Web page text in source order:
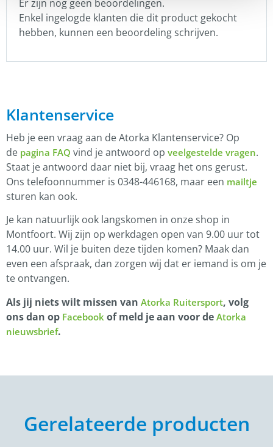
Er zijn nog geen beoordelingen.
Enkel ingelogde klanten die dit product gekocht
hebben, kunnen een beoordeling schrijven.
Klantenservice
Heb je een vraag aan de Atorka Klantenservice? Op
de pagina FAQ vind je antwoord op veelgestelde vragen.
Staat je antwoord daar niet bij, vraag het ons gerust.
Ons telefoonnummer is 0348-446168, maar een mailtje
sturen kan ook.
Je kan natuurlijk ook langskomen in onze shop in
Montfoort. Wij zijn op werkdagen open van 9.00 uur tot
14.00 uur. Wil je buiten deze tijden komen? Maak dan
even een afspraak, dan zorgen wij dat er iemand is om je
te ontvangen.
Als jij niets wilt missen van Atorka Ruitersport, volg
ons dan op Facebook of meld je aan voor de Atorka
nieuwsbrief.
Gerelateerde producten